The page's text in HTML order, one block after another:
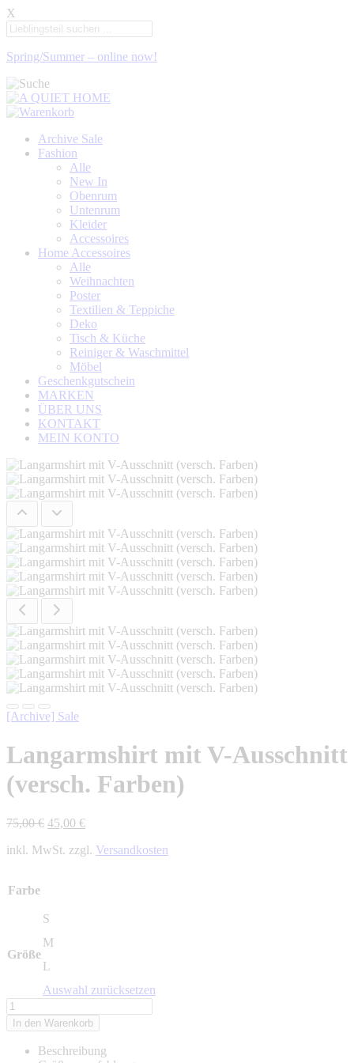
X
Spring/Summer – online now!
Archive Sale
Fashion
Alle
New In
Obenrum
Untenrum
Kleider
Accessoires
Home Accessoires
Alle
Weihnachten
Poster
Textilien & Teppiche
Deko
Tisch & Küche
Reiniger & Waschmittel
Möbel
Geschenkgutschein
MARKEN
ÜBER UNS
KONTAKT
MEIN KONTO
[Archive] Sale
Langarmshirt mit V-Ausschnitt
(versch. Farben)
75,00€ Ursprünglicher
war:
45,00 €Aktueller
ist:
inkl. MwSt. zzgl. Versandkosten
Farbe
Größe
S
M
L
Auswahl zurücksetzen
Langarmshirt
mit
V-
Ausschnitt
In den Warenkorb
Beschreibung